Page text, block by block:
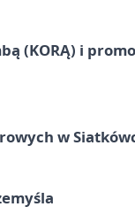
(KORĄ) i
w